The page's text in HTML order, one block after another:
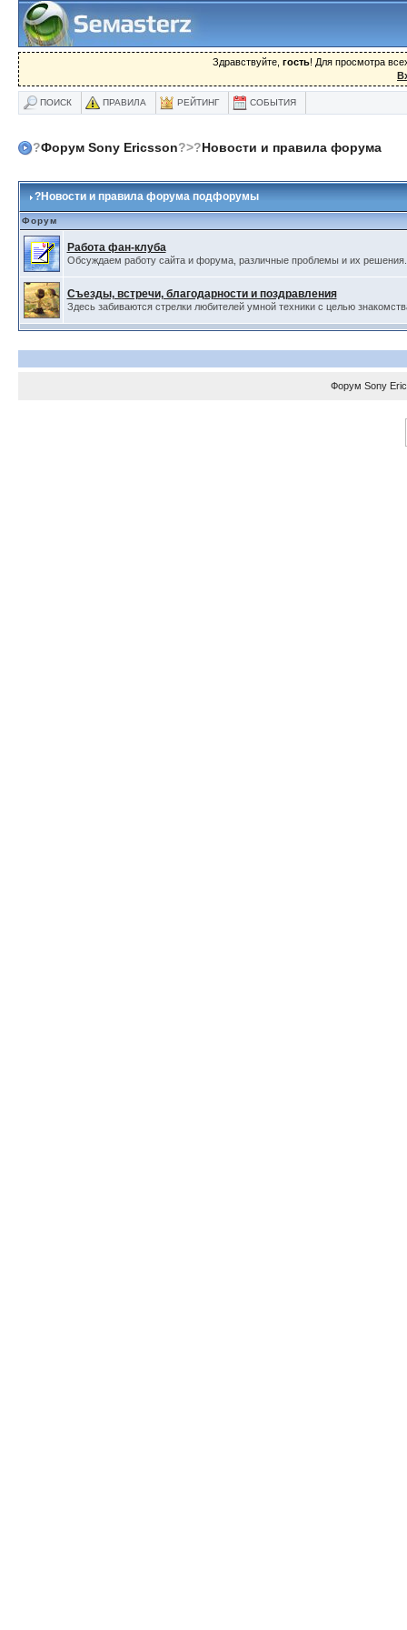
Здравствуйте, гость! Для просмотра
ПОИСК ПРАВИЛА РЕЙТИНГ СОБЫТИЯ
?Форум Sony Ericsson?>?Новости и правила форума
?Новости и правила форума подфорумы
Форум
Работа фан-клуба
Обсуждаем работу сайта и форума, различные проблемы и их решения.
Съезды, встречи, благодарности и поздравления
Здесь забиваются стрелки любителей умной техники с целью
Форум Sony